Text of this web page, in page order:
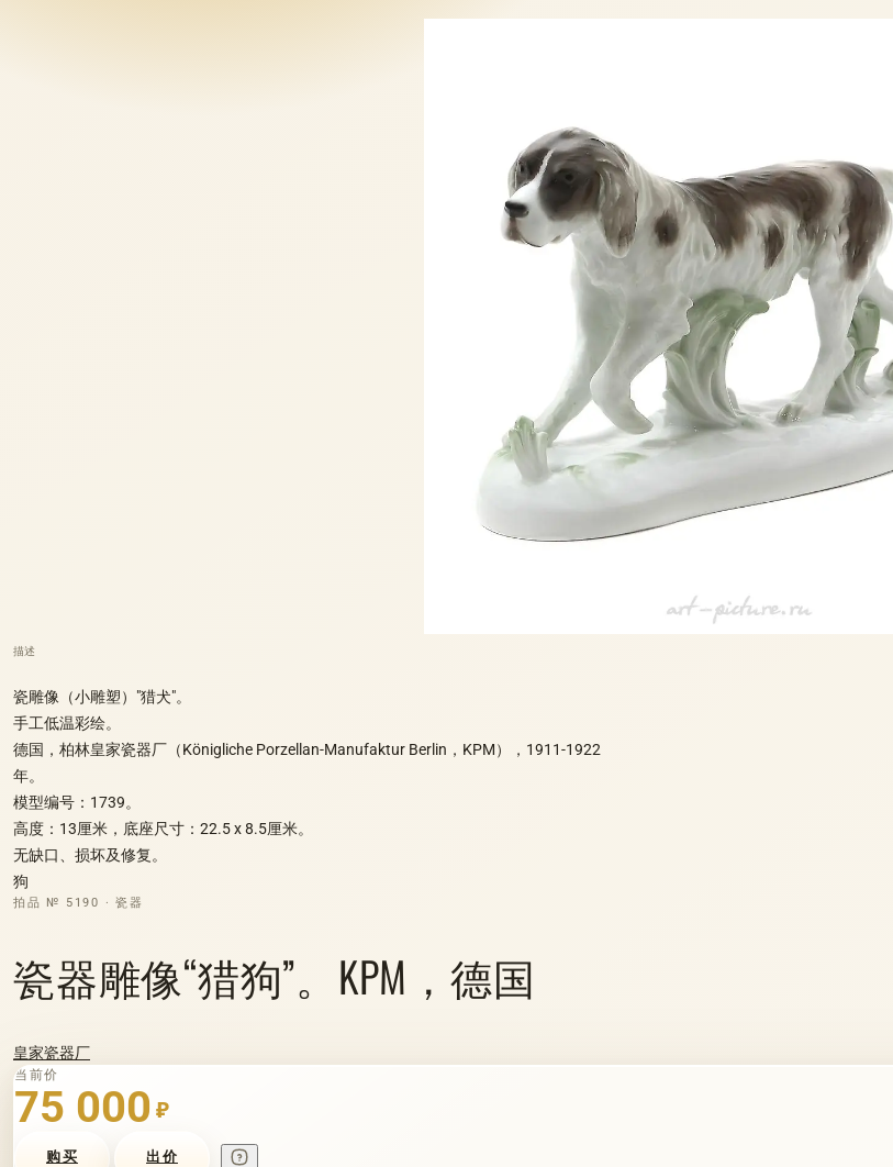
描述
瓷雕像（小雕塑）"猎犬"。
手工低温彩绘。
德国，柏林皇家瓷器厂（Königliche Porzellan-Manufaktur Berlin，KPM），1911-1922
年。
模型编号：1739。
高度：13厘米，底座尺寸：22.5 x 8.5厘米。
无缺口、损坏及修复。
狗
拍品 № 5190 · 瓷器
瓷器雕像“猎狗”。KPM，德国
皇家瓷器厂
当前价
75 000 ₽
购买 出价